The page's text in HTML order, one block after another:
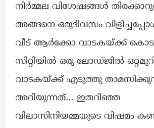
നിർമ്മല വിശേഷങ്ങൾ
അങ്ങനെ ഒരുദിവസം
വീട് ആർക്കോ വാടകയ്ക്ക്
സിറ്റിയിൽ ഒരു ലോഡ്ജിൽ
വാടകയ്ക്ക് എടുത്തു
അറിയുന്നത്… ഇതറിഞ്ഞ
വിലാസിനിയമ്മയുടെ വിഷമം